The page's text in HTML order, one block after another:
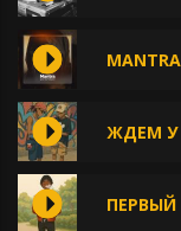
ЖДЕМ У
ПЕРВЫЙ